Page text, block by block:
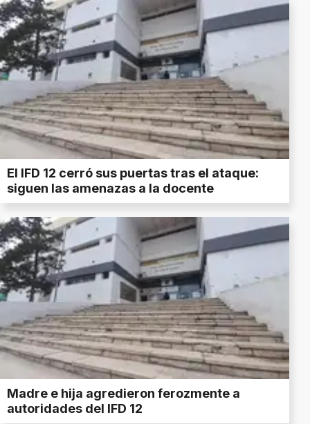
El IFD 12 cerró sus puertas tras el ataque:
siguen las amenazas a la docente
Madre e hija agredieron ferozmente a
autoridades del IFD 12